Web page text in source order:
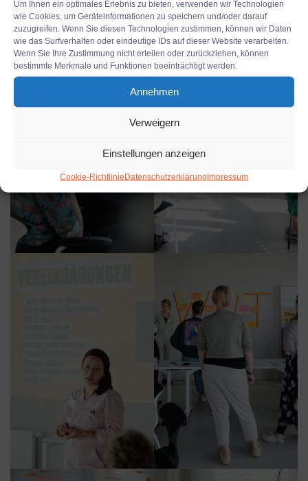
Um Ihnen ein optimales Erlebnis zu bieten, verwenden wir Technologien
wie Cookies, um Geräteinformationen zu speichern und/oder darauf
zuzugreifen. Wenn Sie diesen Technologien zustimmen, können wir Daten
wie das Surfverhalten oder eindeutige IDs auf dieser Website verarbeiten.
Wenn Sie Ihre Zustimmung nicht erteilen oder zurückziehen, können
bestimmte Merkmale und Funktionen beeinträchtigt werden.
Annehmen
Verweigern
Einstellungen anzeigen
Cookie-RichtlinieDatenschutzerklärungImpressum